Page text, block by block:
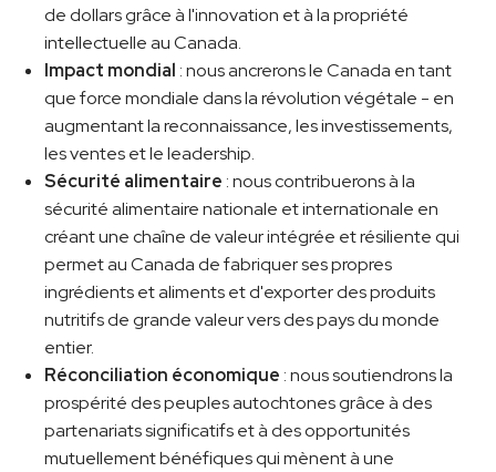
de dollars grâce à l'innovation et à la propriété
intellectuelle au Canada.
Impact mondial : nous ancrerons le Canada en tant
que force mondiale dans la révolution végétale - en
augmentant la reconnaissance, les investissements,
les ventes et le leadership.
Sécurité alimentaire : nous contribuerons à la
sécurité alimentaire nationale et internationale en
créant une chaîne de valeur intégrée et résiliente qui
permet au Canada de fabriquer ses propres
ingrédients et aliments et d'exporter des produits
nutritifs de grande valeur vers des pays du monde
entier.
Réconciliation économique : nous soutiendrons la
prospérité des peuples autochtones grâce à des
partenariats significatifs et à des opportunités
mutuellement bénéfiques qui mènent à une